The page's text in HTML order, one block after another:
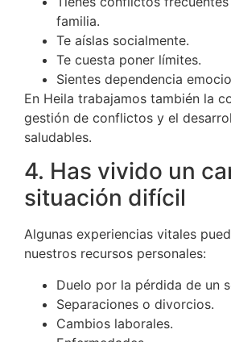
familia.
Te aíslas socialmente.
Te cuesta poner límites.
Sientes dependencia
En Heila trabajamos también la
gestión de conflictos y el
saludables.
4. Has vivido un
situación difícil
Algunas experiencias vitales
nuestros recursos personales:
Duelo por la pérdida de un
Separaciones o divorcios.
Cambios laborales.